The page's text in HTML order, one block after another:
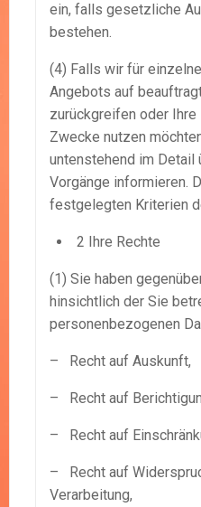
ein, falls gesetzliche
bestehen.
(4) Falls wir für
Angebots auf
zurückgreifen oder
Zwecke nutzen
untenstehend im Detail
Vorgänge informieren.
festgelegten Kriterien
2 Ihre Rechte
(1) Sie haben
hinsichtlich der Sie
personenbezogenen
– Recht auf Auskunft,
– Recht auf
– Recht auf
– Recht auf
Verarbeitung,